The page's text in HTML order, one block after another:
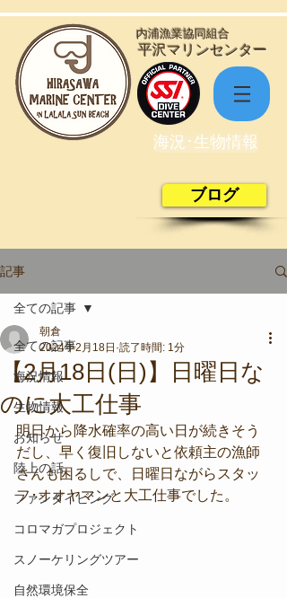
​平沢マリンセンター
​内浦漁業協同組合
海況･生物情報
ブログ
記事
全ての記事
海況情報
生物情報
お知らせ
陸上の話
ファンダイビング
コロマガプロジェクト
スノーケリングツアー
自然環境保全
全ての記事
【2月18日(日)】日曜日な
のに大工仕事
朝倉
2024年2月18日 読了時間: 1分
明日から降水確率の高い日が続きそう
だし、早く復旧しないと依頼主の漁師
さんも困るしで、日曜日ながらスタッ
フ･オオヤマンと大工仕事でした。